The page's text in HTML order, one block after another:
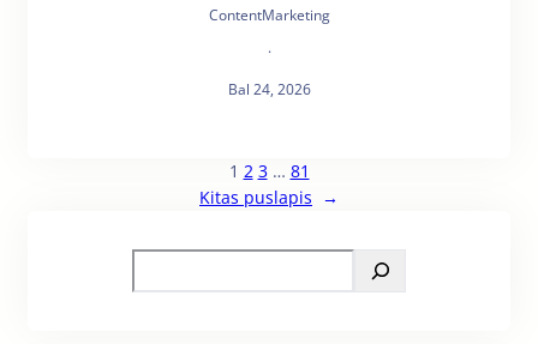
ContentMarketing
·
Bal 24, 2026
1 2 3 … 81
Kitas puslapis →
e